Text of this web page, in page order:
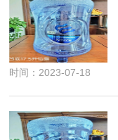
时间：2023-07-18